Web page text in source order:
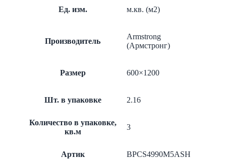
Ед. изм. м.кв. (м2)
Производитель
Armstrong
(Армстронг)
Размер 600×1200
Шт. в упаковке 2.16
Количество в упаковке,
кв.м
3
Артик BPCS4990M5ASH